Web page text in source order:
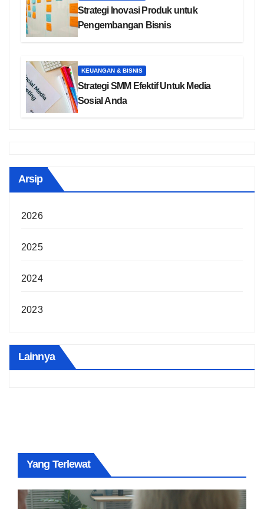
Strategi Inovasi Produk untuk
Pengembangan Bisnis
KEUANGAN & BISNIS
Strategi SMM Efektif Untuk Media
Sosial Anda
Arsip
2026
2025
2024
2023
Lainnya
Yang Terlewat